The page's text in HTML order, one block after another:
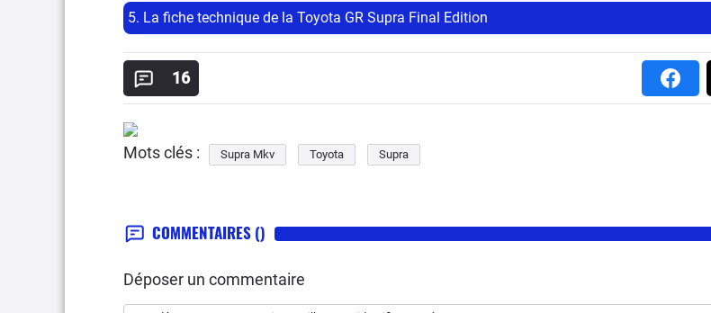
5. La fiche technique de la Toyota GR Supra Final Edition
16
Mots clés : Supra Mkv Toyota Supra
COMMENTAIRES ()
Déposer un commentaire